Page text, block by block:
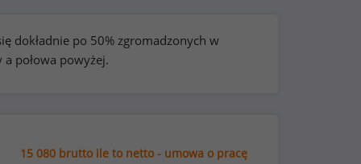
dokładnie po 50% zgromadzonych w
połowa powyżej.
15 080 brutto ile to netto - umowa o pracę